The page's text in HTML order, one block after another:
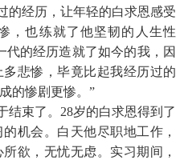
的经历，让年轻的白求恩感受
，也练就了他坚韧的人生性
代的经历造就了如今的我，因
悲惨，毕竟比起我经历过的
的惨剧更惨。”
结束了。28岁的白求恩得到了
机会。白天他尽职地工作，
欲，无忧无虑。实习期间，